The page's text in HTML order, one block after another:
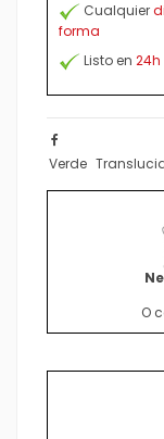
Cualquier
forma
Listo en 24h
Verde
O